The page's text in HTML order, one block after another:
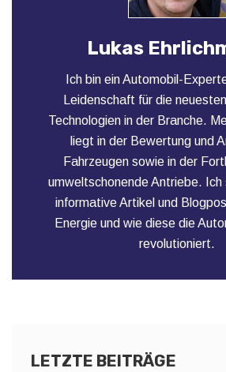
Lukas
Ich bin ein Automobil-
Leidenschaft für die
Technologien in der Branche.
liegt in der Bewertung und
Fahrzeugen sowie in der
umweltschonende Antriebe. Ich
informative Artikel und
Energie und wie diese die
revolutioniert.
LETZTE BEITRÄGE